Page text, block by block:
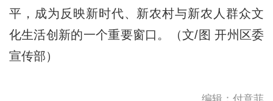
平，成为反映新时代、新农村与新农人群众文
化生活创新的一个重要窗口。（文/图 开州区委
宣传部）